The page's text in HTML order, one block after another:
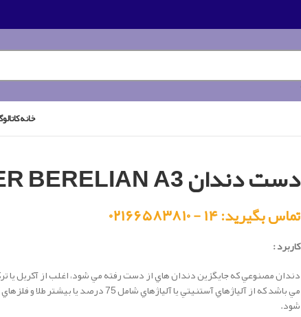
خانه
دست دندان SUPER BERELIAN A3
تماس بگیرید: ۱۴ - ۰۲۱۶۶۵۸۳۸۱۰
کاربرد :
دندان مصنوعي كه جايگزين دندان هاي از دست رفته مي شود، اغلب از آكريل يا
مي باشد كه از آلياژهاي آستنيتي يا
شود.